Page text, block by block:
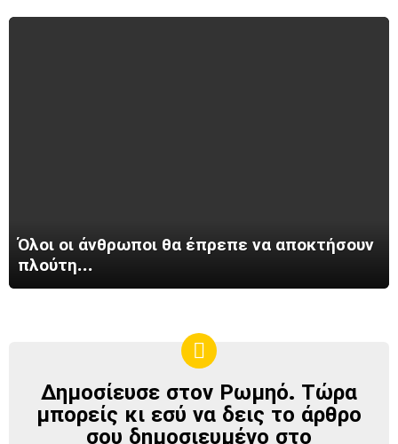
Όλοι οι άνθρωποι θα έπρεπε να αποκτήσουν
πλούτη…
ΔΗΜΟΣΊΕΥΣΕ
ΣΤΟΝ
ΡΩΜΗΌ
Δημοσίευσε στον Ρωμηό. Τώρα
μπορείς κι εσύ να δεις το άρθρο
σου δημοσιευμένο στο